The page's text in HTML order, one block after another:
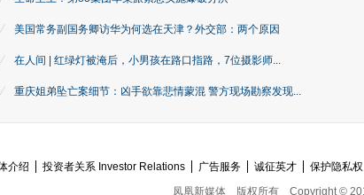
美国常务副国务卿访华为何选在天津？外交部：两个原因
在人间 | 红绿灯被淹后，小男孩在路口指路，7位摄影师...
重庆姐弟坠亡案细节：凶手欲靠悲情蒙混 警方现场勘察发现...
介绍 投资者关系 Investor Relations 广告服务 诚征英才 保护隐私权
凤凰新媒体
版权所有 Copyright ©